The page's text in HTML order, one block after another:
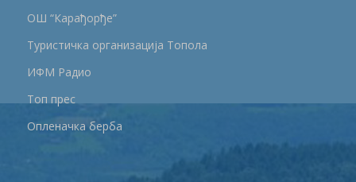
ОШ “Карађорђе”
Туристичка организација Топола
ИФМ Радио
Топ прес
Опленачка берба